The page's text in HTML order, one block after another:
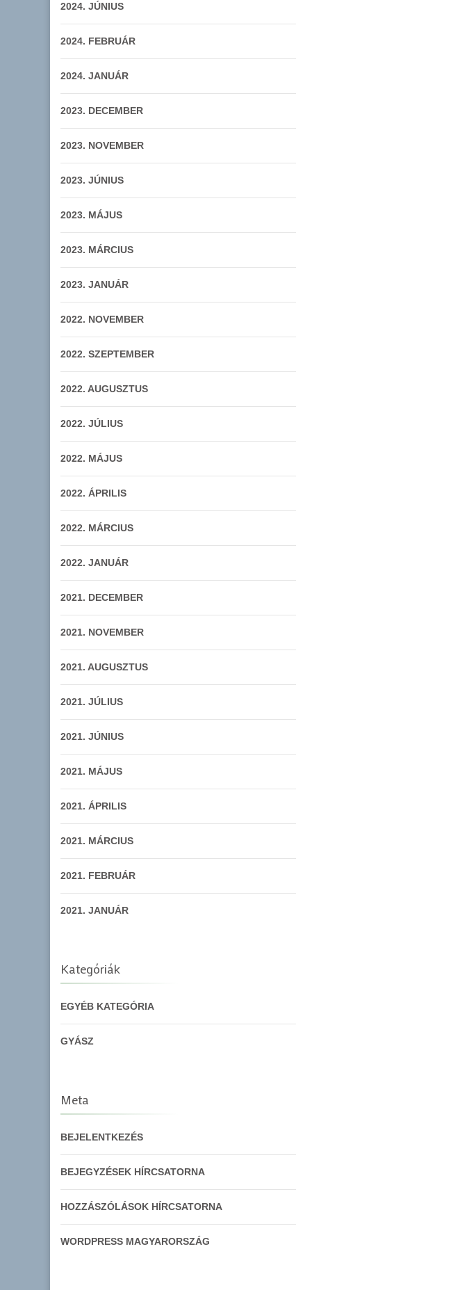
2024. JÚNIUS
2024. FEBRUÁR
2024. JANUÁR
2023. DECEMBER
2023. NOVEMBER
2023. JÚNIUS
2023. MÁJUS
2023. MÁRCIUS
2023. JANUÁR
2022. NOVEMBER
2022. SZEPTEMBER
2022. AUGUSZTUS
2022. JÚLIUS
2022. MÁJUS
2022. ÁPRILIS
2022. MÁRCIUS
2022. JANUÁR
2021. DECEMBER
2021. NOVEMBER
2021. AUGUSZTUS
2021. JÚLIUS
2021. JÚNIUS
2021. MÁJUS
2021. ÁPRILIS
2021. MÁRCIUS
2021. FEBRUÁR
2021. JANUÁR
Kategóriák
EGYÉB KATEGÓRIA
GYÁSZ
Meta
BEJELENTKEZÉS
BEJEGYZÉSEK HÍRCSATORNA
HOZZÁSZÓLÁSOK HÍRCSATORNA
WORDPRESS MAGYARORSZÁG